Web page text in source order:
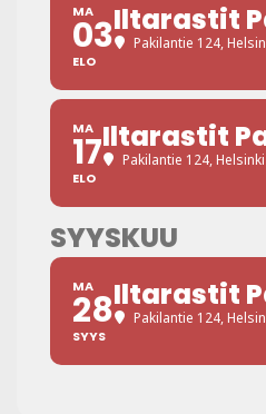
MA
03
ELO
Iltarastit
Pakilantie 124,
MA
17
ELO
Iltarastit
Pakilantie 124, Helsinki
SYYSKUU
MA
28
SYYS
Iltarastit
Pakilantie 124,